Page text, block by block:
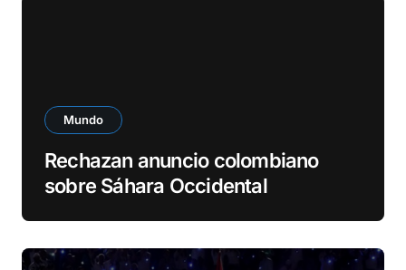
Mundo
Rechazan anuncio colombiano
sobre Sáhara Occidental